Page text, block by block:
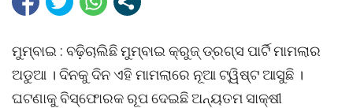
ମୁମ୍ବାଇ : ବଢ଼ିଚାଲିଛି ମୁମ୍ବାଇ କ୍ରୁଜ୍ ଡ୍ରଗ୍ସ ପାର୍ଟି ମାମଲାର
ଅଡୁଆ । ଦିନକୁ ଦିନ ଏହି ମାମଲାରେ ନୂଆ ଟ୍ୱିଷ୍ଟ ଆସୁଛି ।
ଘଟଣାକୁ ବିସ୍ଫୋରକ ରୂପ ଦେଇଛି ଅନ୍ୟତମ ସାକ୍ଷୀ